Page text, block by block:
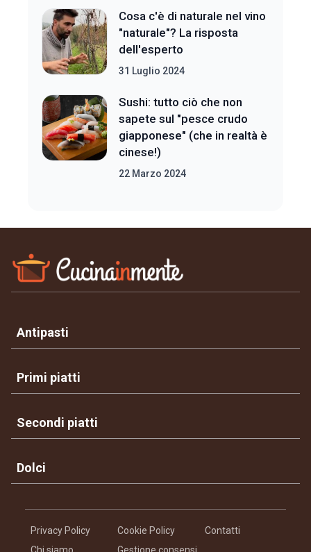
Cosa c'è di naturale nel vino
"naturale"? La risposta
dell'esperto
31 Luglio 2024
Sushi: tutto ciò che non
sapete sul "pesce crudo
giapponese" (che in realtà è
cinese!)
22 Marzo 2024
Antipasti
Primi piatti
Secondi piatti
Dolci
Privacy Policy Cookie Policy
Contatti